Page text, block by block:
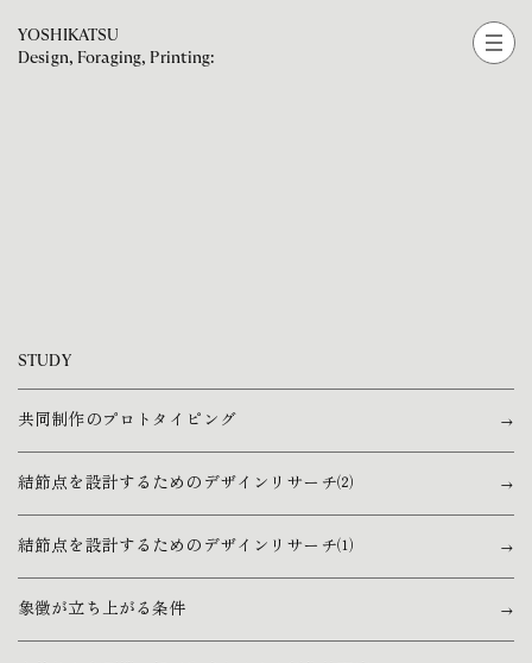
YOSHIKATSU
Design, Foraging, Printing:
STUDY
共同制作のプロトタイピング
結節点を設計するためのデザインリサーチ⑵
結節点を設計するためのデザインリサーチ⑴
象徴が立ち上がる条件